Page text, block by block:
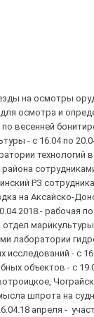
на осмотры
осмотра и
весенней
- с 16.04 по
РЗ
на Аксайско-
рабочая
лаборатории
- с
объектов - с
шпрота на
апреля -